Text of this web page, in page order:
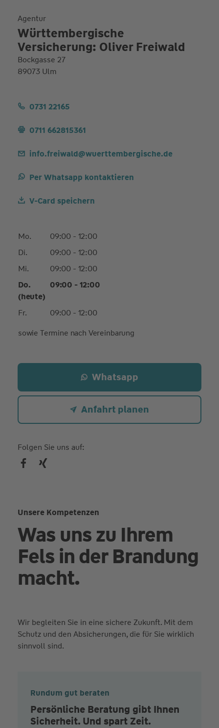
Agentur
Württembergische
Versicherung: Oliver Freiwald
Bockgasse 27
89073 Ulm
0731 22165
0711 662815361
info.freiwald@wuerttembergische.de
Per Whatsapp kontaktieren
V-Card speichern
Mo.
09:00 - 12:00
Di.
09:00 - 12:00
Mi.
09:00 - 12:00
Do.
(heute)
09:00 - 12:00
Fr.
09:00 - 12:00
sowie Termine nach Vereinbarung
Whatsapp
Anfahrt planen
Folgen Sie uns auf:
Unsere Kompetenzen
Was uns zu Ihrem
Fels in der Brandung
macht.
Wir begleiten Sie in eine sichere Zukunft. Mit dem
Schutz und den Absicherungen, die für Sie wirklich
sinnvoll sind.
Rundum gut beraten
Persönliche Beratung gibt Ihnen
Sicherheit. Und spart Zeit.